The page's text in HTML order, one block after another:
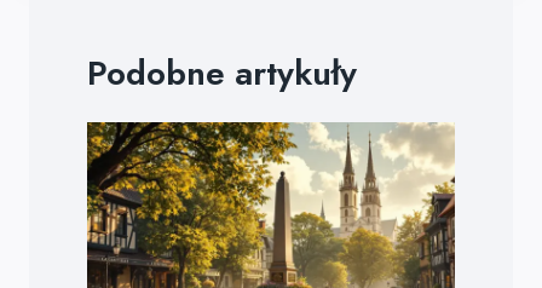
Podobne artykuły